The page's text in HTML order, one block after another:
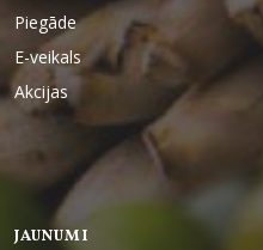
Piegāde
E-veikals
Akcijas
JAUNUMI